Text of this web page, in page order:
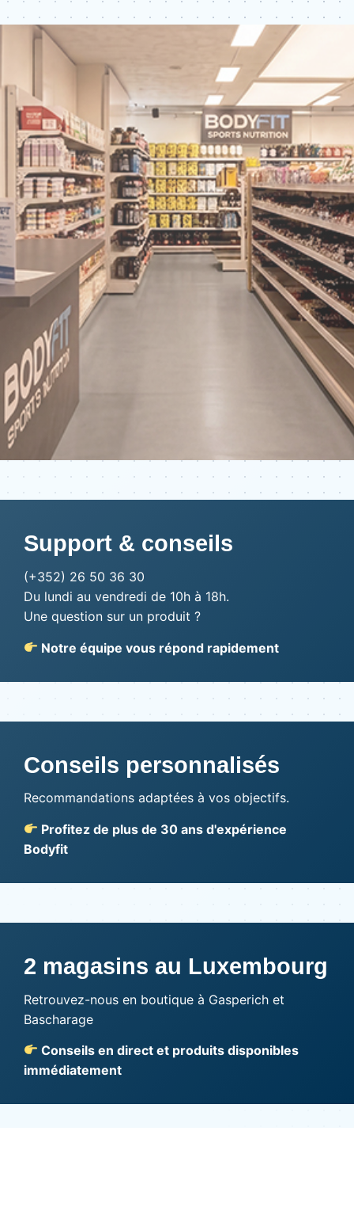
Support & conseils
(+352) 26 50 36 30
Du lundi au vendredi de 10h à 18h.
Une question sur un produit ?
Notre équipe vous répond rapidement
Conseils personnalisés
Recommandations adaptées à vos objectifs.
Profitez de plus de 30 ans d'expérience
Bodyfit
2 magasins au Luxembourg
Retrouvez-nous en boutique à Gasperich et
Bascharage
Conseils en direct et produits disponibles
immédiatement